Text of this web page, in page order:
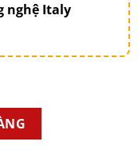
nghệ Italy
in Thailand số lượng